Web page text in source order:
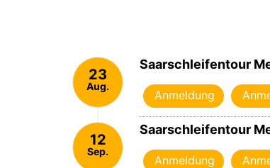
23
Aug.
2026
Saarschleifentour
Anmeldung
12
Sep.
2026
Saarschleifentour
Anmeldung